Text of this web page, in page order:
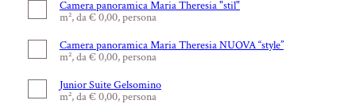
Camera panoramica Maria Theresia "stil"
m², da € 0,00, persona
Camera panoramica Maria Theresia NUOVA “style”
m², da € 0,00, persona
Junior Suite Gelsomino
m², da € 0,00, persona